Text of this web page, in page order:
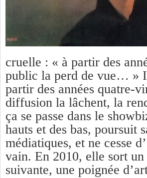
cruelle : « à partir des
public la perd de vue… »
partir des années quatre-
diffusion la lâchent, la
ça se passe dans le
hauts et des bas, poursuit
médiatiques, et ne cesse
vain. En 2010, elle sort
suivante, une poignée